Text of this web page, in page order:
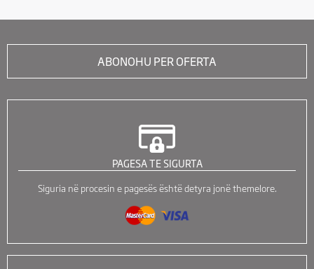
ABONOHU PER OFERTA
PAGESA TE SIGURTA
Siguria në procesin e pagesës është detyra jonë themelore.